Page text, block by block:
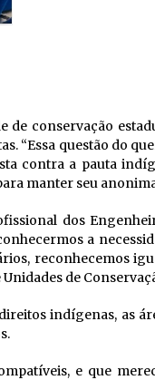
de conservação
“Essa questão do
contra a pauta
manter seu
dos
a
reconhecemos
de
indígenas, as
e que